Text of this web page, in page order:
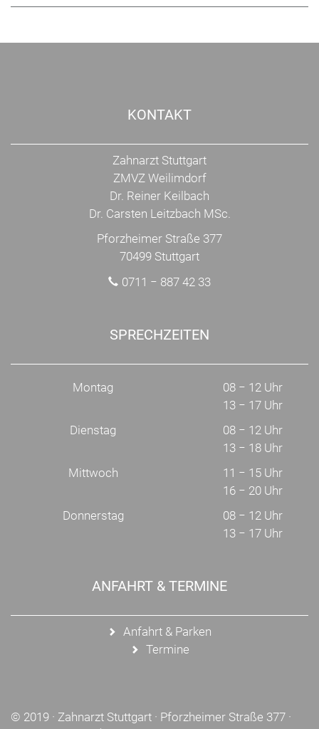
KONTAKT
Zahnarzt Stuttgart
ZMVZ Weilimdorf
Dr. Reiner Keilbach
Dr. Carsten Leitzbach MSc.
Pforzheimer Straße 377
70499 Stuttgart
0711 − 887 42 33
SPRECHZEITEN
Montag
08 − 12 Uhr
13 − 17 Uhr
Dienstag
08 − 12 Uhr
13 − 18 Uhr
Mittwoch
11 − 15 Uhr
16 − 20 Uhr
Donnerstag
08 − 12 Uhr
13 − 17 Uhr
ANFAHRT & TERMINE
Anfahrt & Parken
Termine
© 2019 · Zahnarzt Stuttgart · Pforzheimer Straße 377 ·